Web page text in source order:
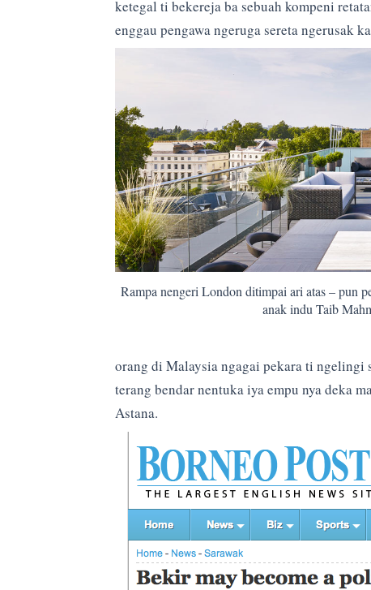
ketegal ti bekereja ba sebuah kompeni
enggau pengawa ngeruga sereta ngerusak
Rampa nengeri London ditimpai ari atas – pun
anak indu Taib
orang di Malaysia ngagai pekara ti ngelingi
terang bendar nentuka iya empu nya deka
Astana.